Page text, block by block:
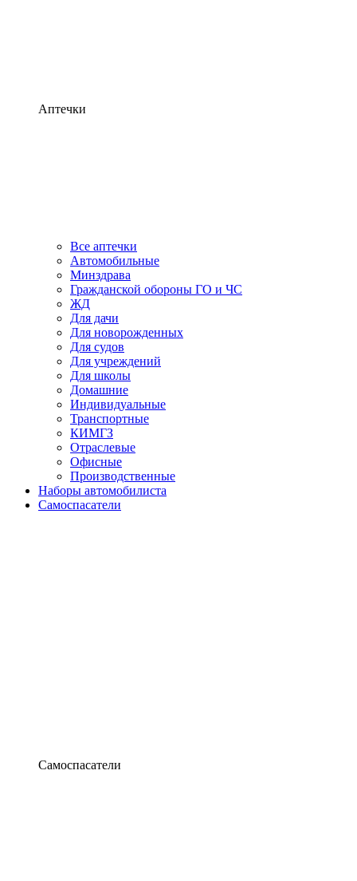
Аптечки
Все аптечки
Автомобильные
Минздрава
Гражданской обороны ГО и ЧС
ЖД
Для дачи
Для новорожденных
Для судов
Для учреждений
Для школы
Домашние
Индивидуальные
Транспортные
КИМГЗ
Отраслевые
Офисные
Производственные
Наборы автомобилиста
Самоспасатели
Самоспасатели